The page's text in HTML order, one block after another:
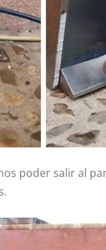
poder salir al